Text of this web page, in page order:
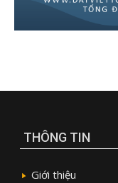
THÔNG TIN
Giới thiệu